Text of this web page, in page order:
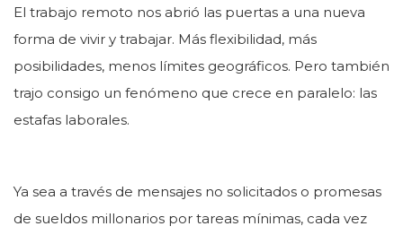
El trabajo remoto nos abrió las puertas a una nueva
forma de vivir y trabajar. Más flexibilidad, más
posibilidades, menos límites geográficos. Pero también
trajo consigo un fenómeno que crece en paralelo: las
estafas laborales.
Ya sea a través de mensajes no solicitados o promesas
de sueldos millonarios por tareas mínimas, cada vez